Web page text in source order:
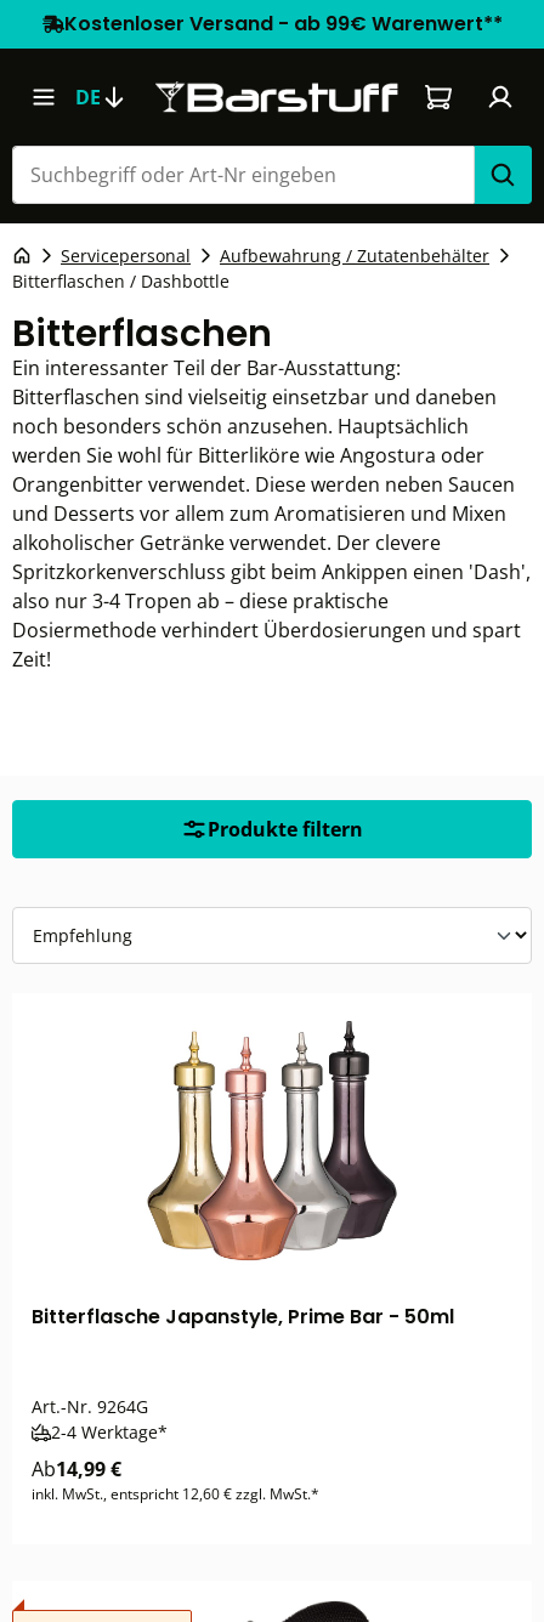
Kostenloser Versand - ab 99€ Warenwert**
DE Warenkorb
Servicepersonal
Aufbewahrung / Zutatenbehälter
Bitterflaschen / Dashbottle
Bitterflaschen
Ein interessanter Teil der Bar-Ausstattung:
Bitterflaschen sind vielseitig einsetzbar und daneben
noch besonders schön anzusehen. Hauptsächlich
werden Sie wohl für Bitterliköre wie Angostura oder
Orangenbitter verwendet. Diese werden neben Saucen
und Desserts vor allem zum Aromatisieren und Mixen
alkoholischer Getränke verwendet. Der clevere
Spritzkorkenverschluss gibt beim Ankippen einen 'Dash',
also nur 3-4 Tropen ab – diese praktische
Dosiermethode verhindert Überdosierungen und spart
Zeit!
Produkte filtern
Bitterflasche Japanstyle, Prime Bar - 50ml
Art.-Nr. 9264G
2-4 Werktage*
Ab14,99 €
inkl. MwSt., entspricht 12,60 € zzgl. MwSt.*